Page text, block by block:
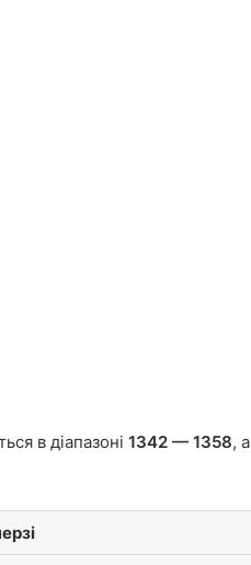
в діапазоні 1342 — 1358, а